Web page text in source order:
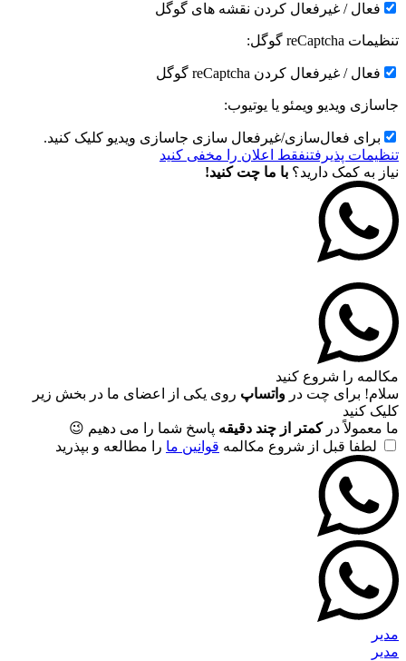
فعال / غیرفعال کردن نقشه های گوگل
تنظیمات reCaptcha گوگل:
فعال / غیرفعال کردن reCaptcha گوگل
جاسازی ویدیو ویمئو یا یوتیوب:
برای فعال‌سازی/غیرفعال سازی جاسازی ویدیو کلیک کنید.
تنظیمات پذیرفتنفقط اعلان را مخفی کنید
نیاز به کمک دارید؟ با ما چت کنید!
مکالمه را شروع کنید
سلام! برای چت در واتساپ روی یکی از اعضای ما در بخش زیر
کلیک کنید
ما معمولاً درکمتر از چند دقیقه پاسخ شما را می دهیم 😉
لطفا قبل از شروع مکالمه قوانین ما را مطالعه و بپذرید
مدیر
مدیر